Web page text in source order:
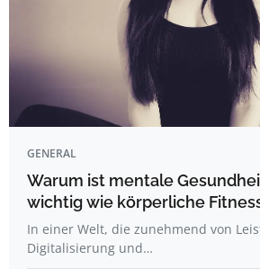
GENERAL
Warum ist mentale
wichtig wie körperliche
In einer Welt, die zunehmend von
Digitalisierung und…